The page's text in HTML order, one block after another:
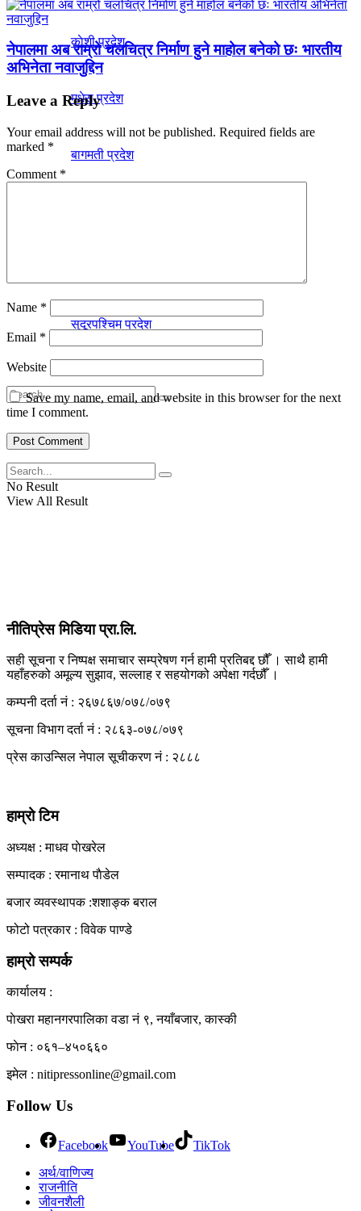
काेशी प्रदेश
मधेस प्रदेश
बागमती प्रदेश
सुदूरपश्चिम प्रदेश
No Result
View All Result
नेपालमा अब राम्रो चलचित्र निर्माण हुने माहोल बनेको छः भारतीय
अभिनेता नवाजुद्दिन
Leave a Reply
Your email address will not be published. Required fields are
marked *
Comment *
Name *
Email *
Website
Save my name, email, and website in this browser for the next
time I comment.
No Result
View All Result
नीतिप्रेस मिडिया प्रा.लि.
सही सूचना र निष्पक्ष समाचार सम्प्रेषण गर्न हामी प्रतिबद्द छौँ । साथै हामी
यहाँहरुको अमूल्य सुझाव, सल्लाह र सहयोगको अपेक्षा गर्दछौँ ।
कम्पनी दर्ता नं : २६७८६७/०७८/०७९
सूचना विभाग दर्ता नं : २८६३-०७८/०७९
प्रेस काउन्सिल नेपाल सूचीकरण नं : २८८८
हाम्रो टिम
अध्यक्ष : माधव पाेखरेल
सम्पादक : रमानाथ पाैडेल
बजार व्यवस्थापक :शशाङ्क बराल
फोटो पत्रकार : विवेक पाण्डे
हाम्रो सम्पर्क
कार्यालय :
पाेखरा महानगरपालिका वडा नं ९, नयाँबजार, कास्की
फाेन : ०६१–४५०६६०
इमेल : nitipressonline@gmail.com
Follow Us
Facebook YouTube
TikTok
अर्थ/वाणिज्य
राजनीति
जीवनशैली